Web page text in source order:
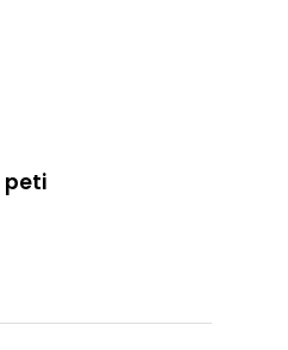
peti